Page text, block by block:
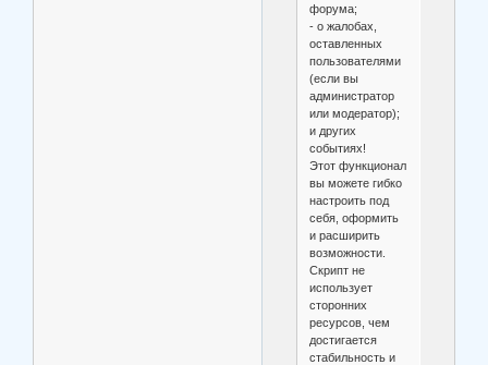
форума;
- о жалобах,
оставленных
пользователями
(если вы
администратор
или модератор);
и других
событиях!
Этот функционал
вы можете гибко
настроить под
себя, оформить
и расширить
возможности.
Скрипт не
использует
сторонних
ресурсов, чем
достигается
стабильность и